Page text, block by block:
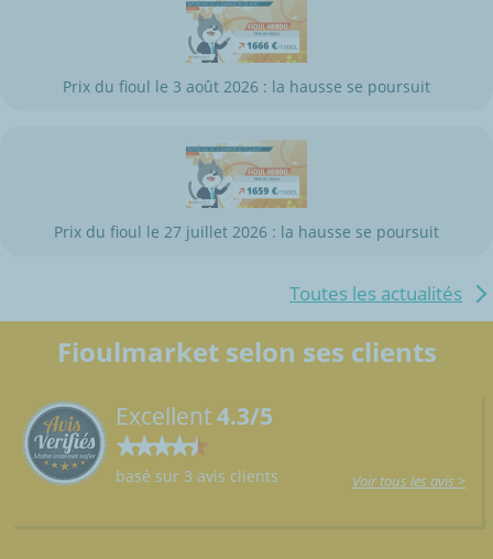
Prix du fioul le 3 août 2026 : la hausse se poursuit
Prix du fioul le 27 juillet 2026 : la hausse se poursuit
Toutes les actualités
Fioulmarket selon ses clients
Excellent4.3/5
basé sur 3 avis clients Voir tous les avis >